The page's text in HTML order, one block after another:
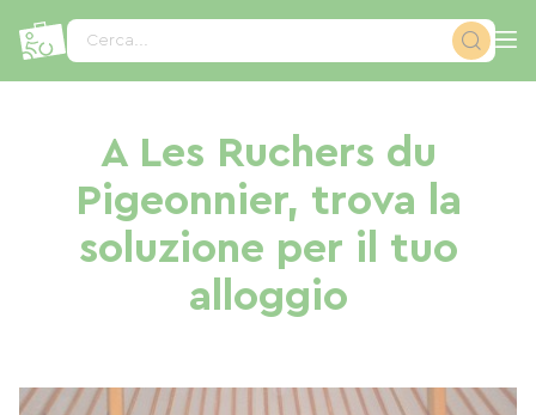
Cerca...
A Les Ruchers du
Pigeonnier, trova la
soluzione per il tuo
alloggio
Pannello di gestione dei cookies